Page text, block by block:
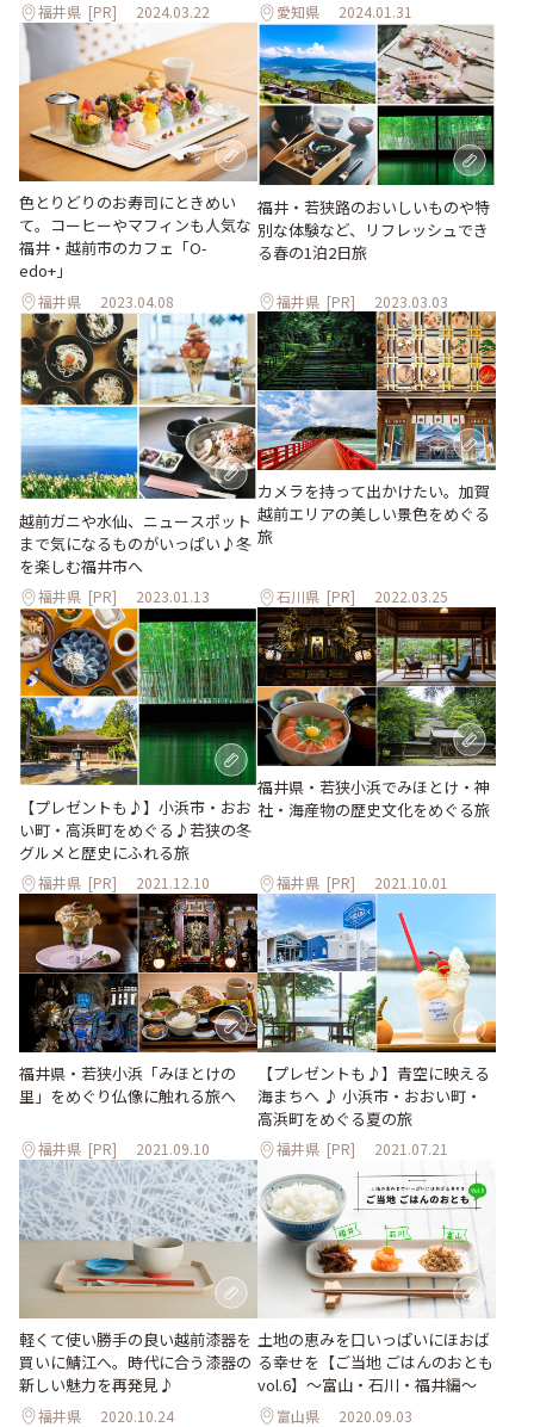
福井県 [PR] 2024.03.22 愛知県 2024.01.31
色とりどりのお寿司にときめい
て。コーヒーやマフィンも人気な
福井・越前市のカフェ「O-
edo+」
福井県 2023.04.08
福井・若狭路のおいしいものや特
別な体験など、リフレッシュでき
る春の1泊2日旅
福井県 [PR] 2023.03.03
越前ガニや水仙、ニュースポット
まで気になるものがいっぱい♪冬
を楽しむ福井市へ
福井県 [PR] 2023.01.13
カメラを持って出かけたい。加賀
越前エリアの美しい景色をめぐる
旅
石川県 [PR] 2022.03.25
【プレゼントも♪】小浜市・おお
い町・高浜町をめぐる♪若狭の冬
グルメと歴史にふれる旅
福井県 [PR] 2021.12.10
福井県・若狭小浜でみほとけ・神
社・海産物の歴史文化をめぐる旅
福井県 [PR] 2021.10.01
福井県・若狭小浜「みほとけの
里」をめぐり仏像に触れる旅へ
福井県 [PR] 2021.09.10
【プレゼントも♪】青空に映える
海まちへ ♪ 小浜市・おおい町・
高浜町をめぐる夏の旅
福井県 [PR] 2021.07.21
軽くて使い勝手の良い越前漆器を
買いに鯖江へ。時代に合う漆器の
新しい魅力を再発見♪
福井県 2020.10.24
土地の恵みを口いっぱいにほおば
る幸せを【ご当地 ごはんのおとも
vol.6】〜富山・石川・福井編〜
富山県 2020.09.03